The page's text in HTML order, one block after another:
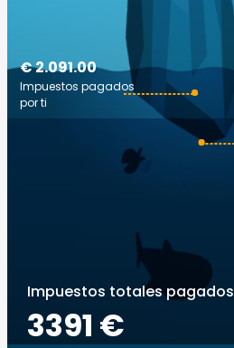
€ 2.091.00
Impuestos pagados
por ti
Impuestos totales pagados
3391 €